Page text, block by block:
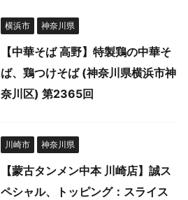
横浜市 神奈川県
【中華そば 高野】特製鶏の中華そ
ば、鶏つけそば (神奈川県横浜市神
奈川区) 第2365回
川崎市 神奈川県
【蒙古タンメン中本 川崎店】誠ス
ペシャル、トッピング：スライス